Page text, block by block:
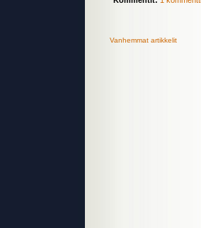
Vanhemmat artikkelit